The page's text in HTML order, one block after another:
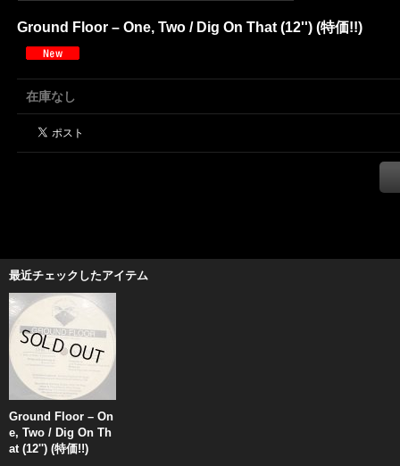
Ground Floor – One, Two / Dig On That (12'') (特価!!)
在庫なし
最近チェックしたアイテム
Ground Floor – On
e, Two / Dig On Th
at (12'') (特価!!)